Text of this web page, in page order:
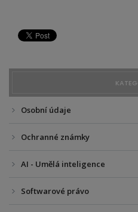
Osobní údaje
Ochranné známky
AI - Umělá inteligence
Softwarové právo